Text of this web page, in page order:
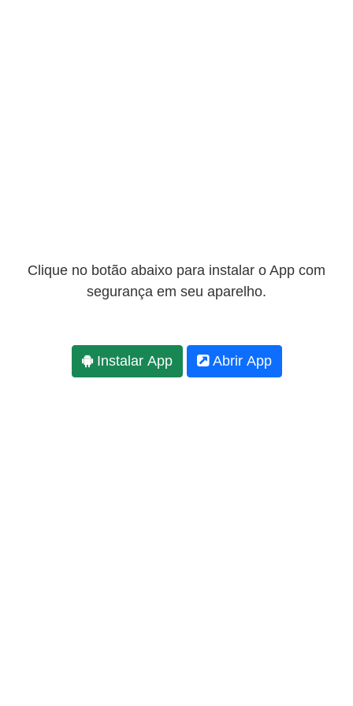
Clique no botão abaixo para instalar o App com
segurança em seu aparelho.
Instalar App Abrir App